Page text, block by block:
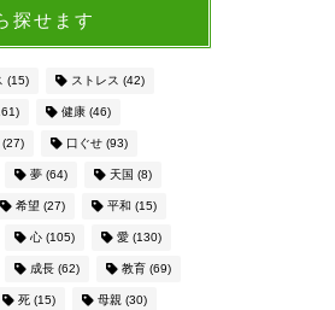
探せます
(15) ストレス (42)
健康(46)
口ぐせ(93)
夢(64) 天国 (8)
希望 (27) 平和 (15)
心(105) 愛(130)
成長(62) 教育(69)
死(15) 母親 (30)